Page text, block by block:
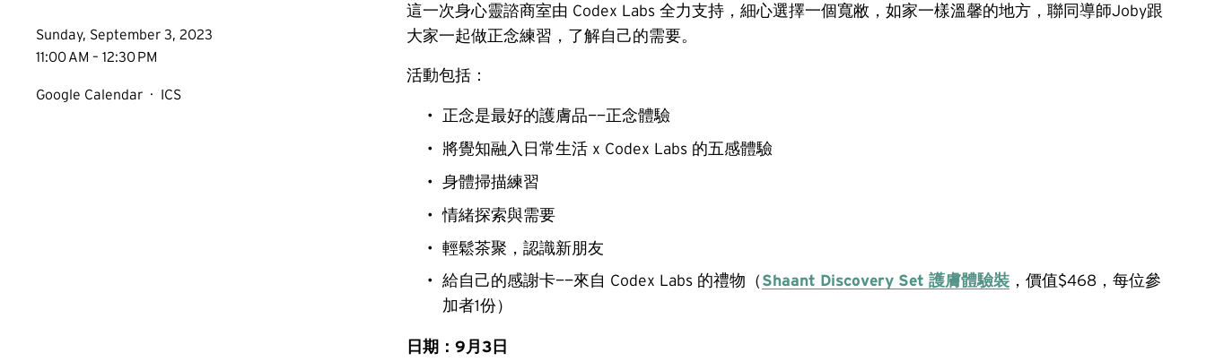
Sunday, September 3, 2023
11:00 AM
12:30 PM
Google Calendar ICS
這一次身心靈諮商室由 Codex Labs 全力支持，細心選擇一個寬敝，如家一樣溫馨的地方，聯同導師Joby跟
大家一起做正念練習，了解自己的需要。
活動包括：
正念是最好的護膚品——正念體驗
將覺知融入日常生活 x Codex Labs 的五感體驗
身體掃描練習
情緒探索與需要
輕鬆茶聚，認識新朋友
給自己的感謝卡——來自 Codex Labs 的禮物（ Shaant Discovery Set 護膚體驗裝 ，價值$468，每位參
加者1份）
日期：9月3日